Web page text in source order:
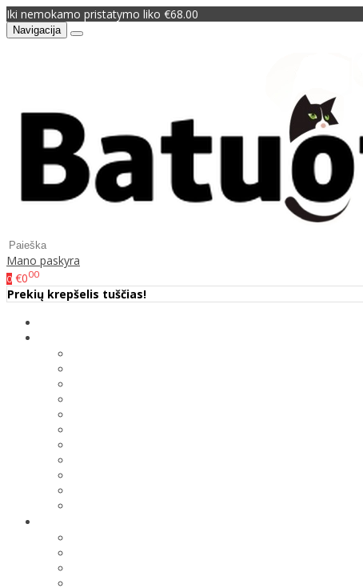
Iki nemokamo pristatymo liko €68.00
Navigacija
Mano paskyra
0 €000
Prekių krepšelis tuščias!